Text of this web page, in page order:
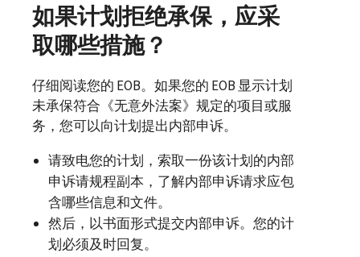
如果计划拒绝承保，应采
取哪些措施？
仔细阅读您的 EOB。如果您的 EOB 显示计划
未承保符合《无意外法案》规定的项目或服
务，您可以向计划提出内部申诉。
请致电您的计划，索取一份该计划的内部
申诉请规程副本，了解内部申诉请求应包
含哪些信息和文件。
然后，以书面形式提交内部申诉。您的计
划必须及时回复。